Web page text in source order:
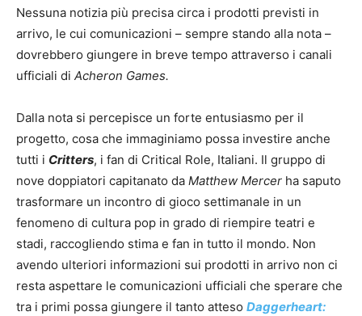
Nessuna notizia più precisa circa i prodotti previsti in
arrivo, le cui comunicazioni – sempre stando alla nota –
dovrebbero giungere in breve tempo attraverso i canali
ufficiali di Acheron Games.
Dalla nota si percepisce un forte entusiasmo per il
progetto, cosa che immaginiamo possa investire anche
tutti i Critters, i fan di Critical Role, Italiani. Il gruppo di
nove doppiatori capitanato da Matthew Mercer ha saputo
trasformare un incontro di gioco settimanale in un
fenomeno di cultura pop in grado di riempire teatri e
stadi, raccogliendo stima e fan in tutto il mondo. Non
avendo ulteriori informazioni sui prodotti in arrivo non ci
resta aspettare le comunicazioni ufficiali che sperare che
tra i primi possa giungere il tanto atteso Daggerheart: